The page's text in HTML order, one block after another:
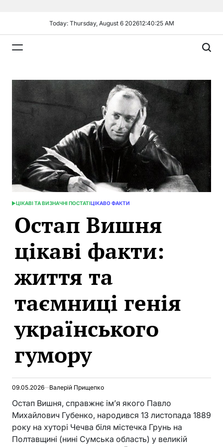
Today: Thursday, August 6 202612:40:27 AM
POSTED
ЦІКАВІ ТА ВИЗНАЧНІ ПОСТАТІЦІКАВО ФАКТИ
Остап Вишня
цікаві факти:
життя та
таємниці генія
українського
гумору
09.05.2026 Валерій Прищепко
Остап Вишня, справжнє ім’я якого Павло
Михайлович Губенко, народився 13 листопада 1889
року на хуторі Чечва біля містечка Грунь на
Полтавщині (нині Сумська область) у великій